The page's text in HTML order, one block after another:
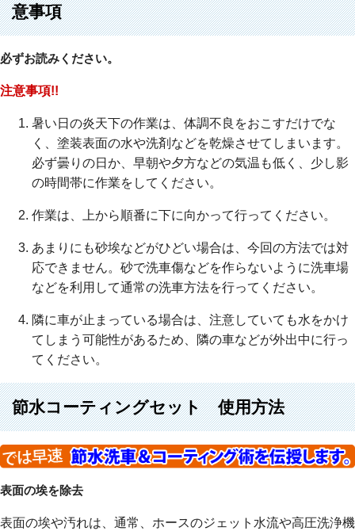
意事項
必ずお読みください。
注意事項!!
暑い日の炎天下の作業は、体調不良をおこすだけでな
く、塗装表面の水や洗剤などを乾燥させてしまいます。
必ず曇りの日か、早朝や夕方などの気温も低く、少し影
の時間帯に作業をしてください。
作業は、上から順番に下に向かって行ってください。
あまりにも砂埃などがひどい場合は、今回の方法では対
応できません。砂で洗車傷などを作らないように洗車場
などを利用して通常の洗車方法を行ってください。
隣に車が止まっている場合は、注意していても水をかけ
てしまう可能性があるため、隣の車などが外出中に行っ
てください。
節水コーティングセット 使用方法
表面の埃を除去
表面の埃や汚れは、通常、ホースのジェット水流や高圧洗浄機